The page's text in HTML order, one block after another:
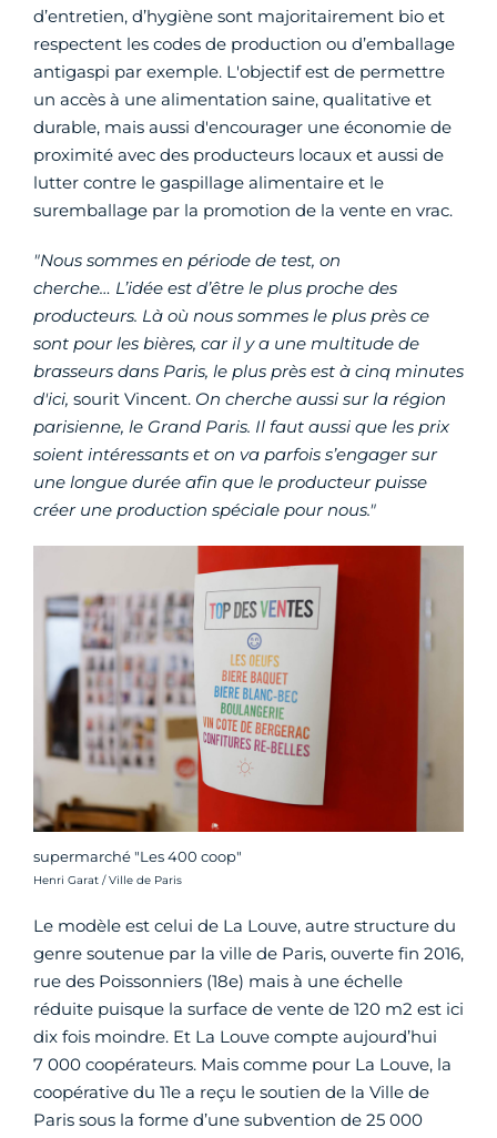
d’entretien, d’hygiène sont majoritairement bio et
respectent les codes de production ou d’emballage
antigaspi par exemple. L'objectif est de permettre
un accès à une alimentation saine, qualitative et
durable, mais aussi d'encourager une économie de
proximité avec des producteurs locaux et aussi de
lutter contre le gaspillage alimentaire et le
suremballage par la promotion de la vente en vrac.
"Nous sommes en période de test, on
cherche… L’idée est d’être le plus proche des
producteurs. Là où nous sommes le plus près ce
sont pour les bières, car il y a une multitude de
brasseurs dans Paris, le plus près est à cinq minutes
d'ici, sourit Vincent. On cherche aussi sur la région
parisienne, le Grand Paris. Il faut aussi que les prix
soient intéressants et on va parfois s’engager sur
une longue durée afin que le producteur puisse
créer une production spéciale pour nous."
supermarché "Les 400 coop"
Crédit photo :
Henri Garat / Ville de Paris
Le modèle est celui de La Louve, autre structure du
genre soutenue par la ville de Paris, ouverte fin 2016,
rue des Poissonniers (18e) mais à une échelle
réduite puisque la surface de vente de 120 m2 est ici
dix fois moindre. Et La Louve compte aujourd’hui
7 000 coopérateurs. Mais comme pour La Louve, la
coopérative du 11e a reçu le soutien de la Ville de
Paris sous la forme d’une subvention de 25 000